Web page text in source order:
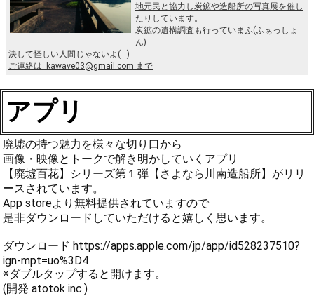
地元民と協力し炭鉱や造船所の写真展を催し
たりしています。
炭鉱の遺構調査も行っていまふ(ふぁっしょ
ん)
決して怪しい人間じゃないよ( )
ご連絡は kawave03@gmail.com まで
アプリ
廃墟の持つ魅力を様々な切り口から
画像・映像とトークで解き明かしていくアプリ
【廃墟百花】シリーズ第１弾【さよなら川南造船所】がリリ
ースされています。
App storeより無料提供されていますので
是非ダウンロードしていただけると嬉しく思います。
ダウンロード https://apps.apple.com/jp/app/id528237510?
ign-mpt=uo%3D4
※ダブルタップすると開けます。
(開発 atotok inc.)